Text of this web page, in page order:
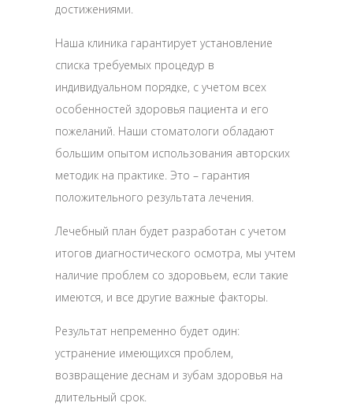
достижениями.
Наша клиника гарантирует установление
списка требуемых процедур в
индивидуальном порядке, с учетом всех
особенностей здоровья пациента и его
пожеланий. Наши стоматологи обладают
большим опытом использования авторских
методик на практике. Это – гарантия
положительного результата лечения.
Лечебный план будет разработан с учетом
итогов диагностического осмотра, мы учтем
наличие проблем со здоровьем, если такие
имеются, и все другие важные факторы.
Результат непременно будет один:
устранение имеющихся проблем,
возвращение деснам и зубам здоровья на
длительный срок.